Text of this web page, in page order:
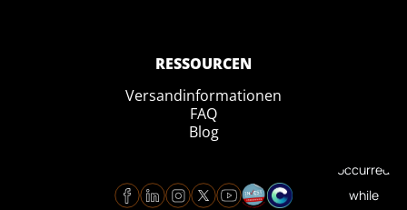
RESSOURCEN
Versandinformationen
FAQ
Blog